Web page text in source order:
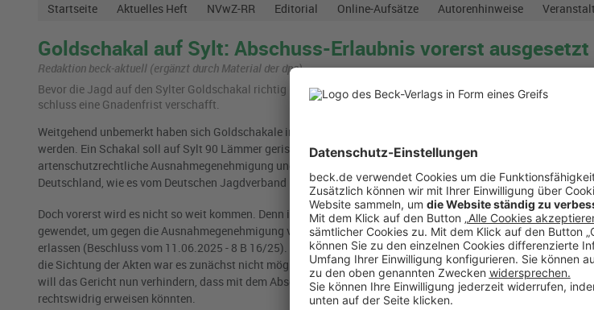
Startseite Aktuelles Heft NVwZ-RR Editorial Online-Aufsätze Autorenhinweise
Goldschakal auf Sylt: Abschuss-Erlaubnis vorerst ausgesetzt
Redaktion beck-aktuell (ergänzt durch Material der dpa)
Bevor die Jagd auf den Syl­ter Gold­scha­kal rich­tig be­gon­nen hat, muss sie vor­läu­fig ge­stoppt wer­den. Das VG
schluss eine Gna­den­frist ver­schafft.
Weitgehend unbemerkt haben sich Goldschakale in Deutschland immer mehr ausgebreitet - nun sollte erstmals
werden. Ein Schakal soll auf Sylt 90 Lämmer gerissen haben. Das Landesamt für Umwelt in Schleswig-
artenschutzrechtliche Ausnahmegenehmigung und erlaubte so den Abschuss. Es wäre der erste bestätigte
Deutschland, wie es vom Deutschen Jagdverband heißt.
Doch vorerst wird es nicht so weit kommen. Denn im Wege des vorläufigen Rechtsschutzes hat sich ein
gewendet, um gegen die Ausnahmegenehmigung vom 4. Juni 2025 vorzugehen. Bereits kurz nach dem Antrag
erlassen (Beschluss vom 11.06.2025 - 8 B 16/25). Grund dafür war, dass die notwendigen Akten bei Eingang
die Sichtung der Akten war es zunächst nicht möglich, die Rechtmäßigkeit der Ausnahmegenehmigung zu
will das Gericht nun verhindern, dass mit dem Abschuss des Goldschakals unumkehrbare Tatsachen
rechtswidrig erweisen könnten.